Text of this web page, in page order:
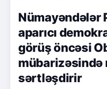
Nümayəndələr
aparıcı
görüş öncəsi
mübarizəsində
sərtləşdirir